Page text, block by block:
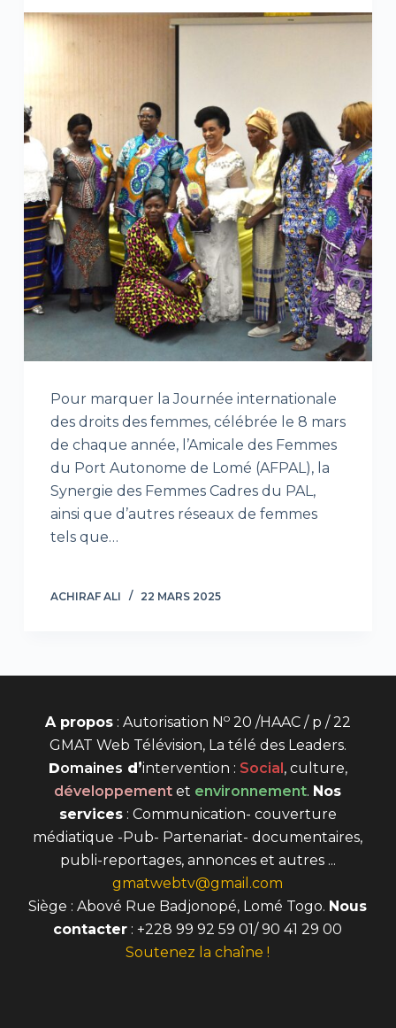
Pour marquer la Journée internationale
des droits des femmes, célébrée le 8 mars
de chaque année, l’Amicale des Femmes
du Port Autonome de Lomé (AFPAL), la
Synergie des Femmes Cadres du PAL,
ainsi que d’autres réseaux de femmes
tels que…
ACHIRAF ALI 22 MARS 2025
A propos: Autorisation N o20 /HAAC / p / 22
GMAT Web Télévision, La télé des Leaders.
Domaines d’intervention : Social , culture,
développement et environnement. Nos
services: Communication- couverture
médiatique -Pub- Partenariat- documentaires,
publi-reportages, annonces et autres ...
gmatwebtv@gmail.com
Siège : Abové Rue Badjonopé, Lomé Togo. Nous
contacter : +228 99 92 59 01/ 90 41 29 00
Soutenez la chaîne !